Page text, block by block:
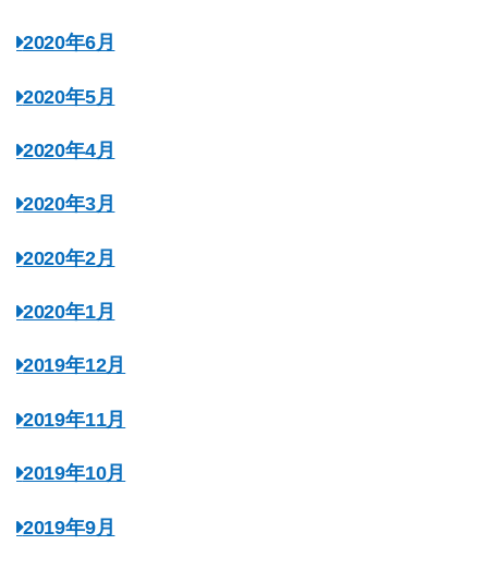
2020年6月
2020年5月
2020年4月
2020年3月
2020年2月
2020年1月
2019年12月
2019年11月
2019年10月
2019年9月